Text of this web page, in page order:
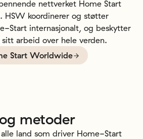
nettverket Home Start
koordinerer og støtter
Start internasjonalt, og beskytter
sitt arbeid over hele verden.
Start Worldwide
metoder
land som driver Home-Start